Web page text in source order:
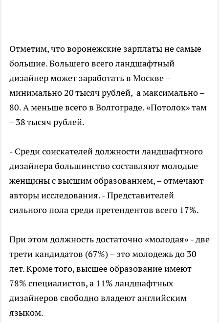
Отметим, что воронежские зарплаты не самые
большие. Большего всего ландшафтный
дизайнер может заработать в Москве –
минимально 20 тысяч рублей, а максимально –
80. А меньше всего в Волгограде. «Потолок» там
– 38 тысяч рублей.
- Среди соискателей должности ландшафтного
дизайнера большинство составляют молодые
женщины с высшим образованием, – отмечают
авторы исследования. - Представителей
сильного пола среди претендентов всего 17%.
При этом должность достаточно «молодая» - две
трети кандидатов (67%) – это молодежь до 30
лет. Кроме того, высшее образование имеют
78% специалистов, а 11% ландшафтных
дизайнеров свободно владеют английским
языком.